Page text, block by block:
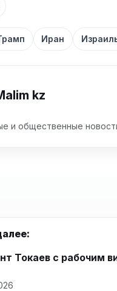
Иран
kz
и общественные
Токаев с рабочим